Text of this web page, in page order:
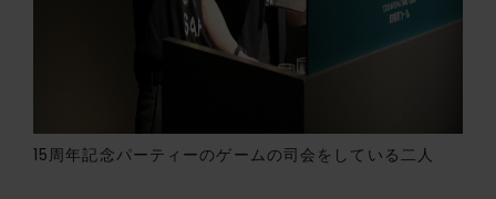
15周年記念パーティーのゲームの司会をしている二人